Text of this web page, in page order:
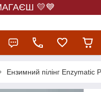
💛💙
Ензимний пілінг Enzymatic